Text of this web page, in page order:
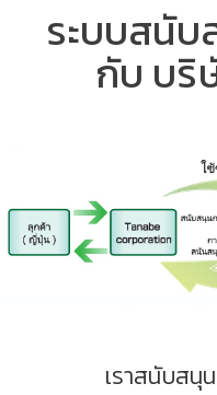
ระบบสนับ
กับ บริ
เราสนับสนุ